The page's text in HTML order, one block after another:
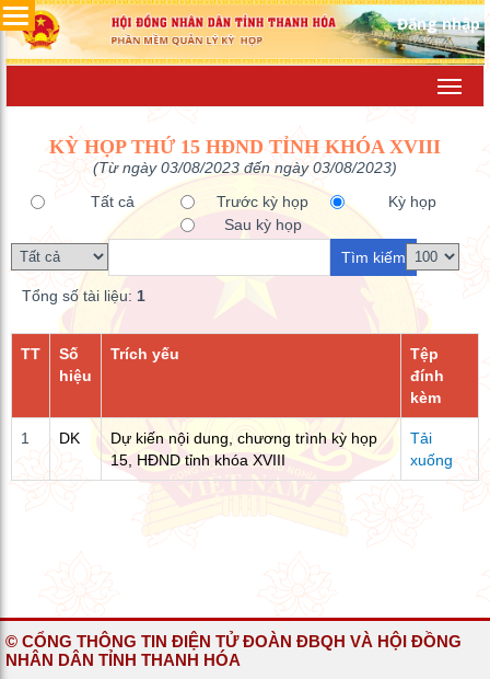
Đăng nhập
KỲ HỌP THỨ 15 HĐND TỈNH KHÓA XVIII
(Từ ngày 03/08/2023 đến ngày 03/08/2023)
Tất cả
Trước kỳ họp
Kỳ họp
Sau kỳ họp
Tổng số tài liệu: 1
TT
Số
hiệu
Trích yếu
Tệp
đính
kèm
1 DK
Dự kiến nội dung, chương trình kỳ họp
15, HĐND tỉnh khóa XVIII
Tải
xuống
© CỔNG THÔNG TIN ĐIỆN TỬ ĐOÀN ĐBQH VÀ HỘI ĐỒNG
NHÂN DÂN TỈNH THANH HÓA